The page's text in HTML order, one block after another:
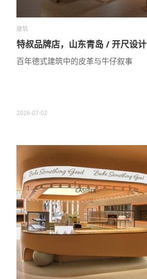
建筑
特叔品牌店，山东青岛 / 开尺设计
百年德式建筑中的皮革与牛仔叙事
2026-07-02